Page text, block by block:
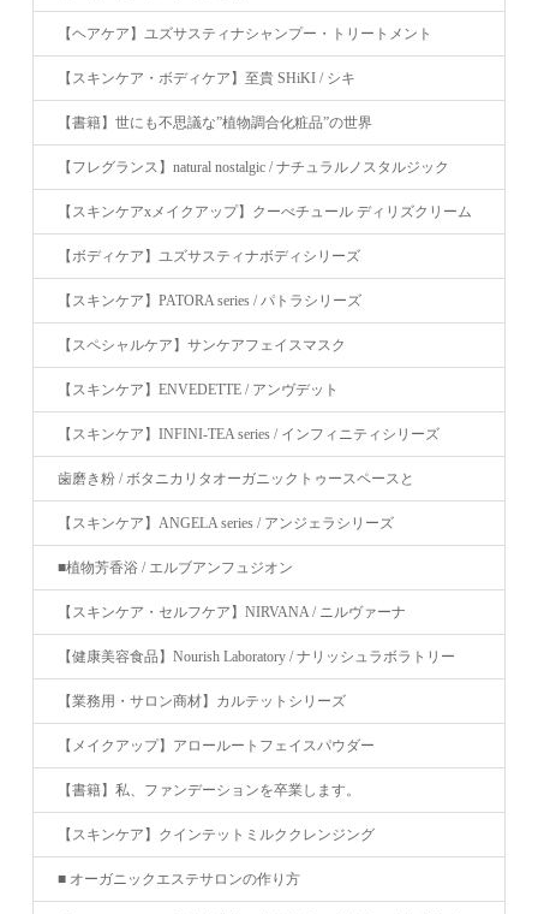
【ヘアケア】ユズサスティナシャンプー・トリートメント
【スキンケア・ボディケア】至貴 SHiKI / シキ
【書籍】世にも不思議な”植物調合化粧品”の世界
【フレグランス】natural nostalgic / ナチュラルノスタルジック
【スキンケアxメイクアップ】クーべチュール ディリズクリーム
【ボディケア】ユズサスティナボディシリーズ
【スキンケア】PATORA series / パトラシリーズ
【スペシャルケア】サンケアフェイスマスク
【スキンケア】ENVEDETTE / アンヴデット
【スキンケア】INFINI-TEA series / インフィニティシリーズ
歯磨き粉 / ボタニカリタオーガニックトゥースペースと
【スキンケア】ANGELA series / アンジェラシリーズ
■植物芳香浴 / エルブアンフュジオン
【スキンケア・セルフケア】NIRVANA / ニルヴァーナ
【健康美容食品】Nourish Laboratory / ナリッシュラボラトリー
【業務用・サロン商材】カルテットシリーズ
【メイクアップ】アロールートフェイスパウダー
【書籍】私、ファンデーションを卒業します。
【スキンケア】クインテットミルククレンジング
■ オーガニックエステサロンの作り方